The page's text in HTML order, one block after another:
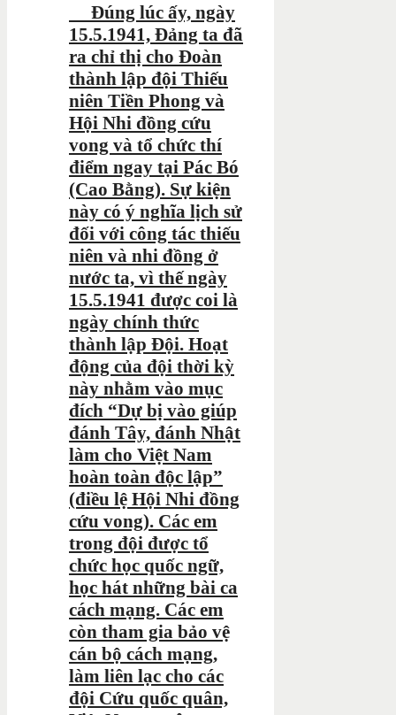
Đúng lúc ấy, ngày
15.5.1941, Đảng ta đã
ra chỉ thị cho Đoàn
thành lập đội Thiếu
niên Tiền Phong và
Hội Nhi đồng cứu
vong và tổ chức thí
điểm ngay tại Pác Bó
(Cao Bằng). Sự kiện
này có ý nghĩa lịch sử
đối với công tác thiếu
niên và nhi đồng ở
nước ta, vì thế ngày
15.5.1941 được coi là
ngày chính thức
thành lập Đội. Hoạt
động của đội thời kỳ
này nhằm vào mục
đích “Dự bị vào giúp
đánh Tây, đánh Nhật
làm cho Việt Nam
hoàn toàn độc lập”
(điều lệ Hội Nhi đồng
cứu vong). Các em
trong đội được tổ
chức học quốc ngữ,
học hát những bài ca
cách mạng. Các em
còn tham gia bảo vệ
cán bộ cách mạng,
làm liên lạc cho các
đội Cứu quốc quân,